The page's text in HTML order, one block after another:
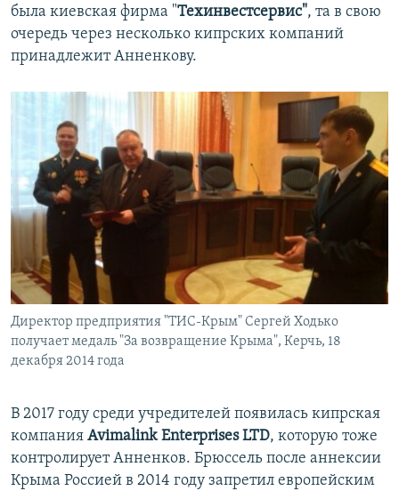
была киевская фирма "Техинвестсервис", та в свою
очередь через несколько кипрских компаний
принадлежит Анненкову.
Директор предприятия "ТИС-Крым" Сергей Ходько
получает медаль "За возвращение Крыма", Керчь, 18
декабря 2014 года
В 2017 году среди учредителей появилась кипрская
компания Avimalink Enterprises LTD, которую тоже
контролирует Анненков. Брюссель после аннексии
Крыма Россией в 2014 году запретил европейским